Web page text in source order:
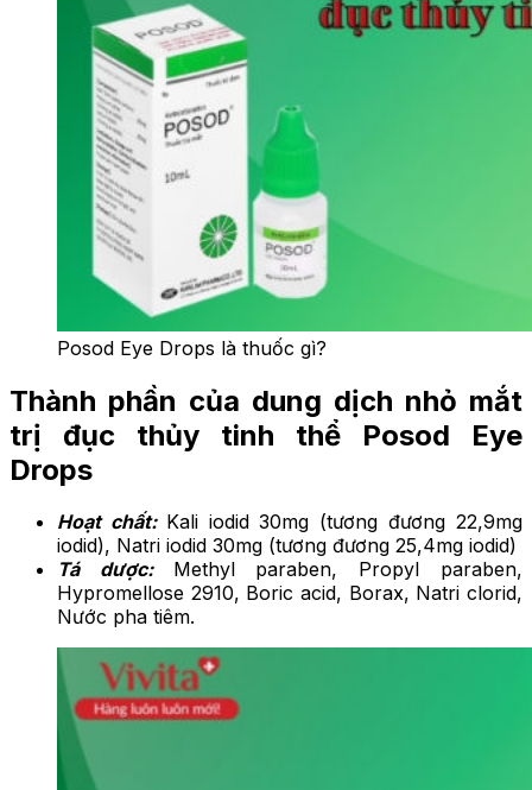
Posod Eye Drops là thuốc gì?
Thành phần của dung dịch nhỏ mắt
trị đục thủy tinh thể Posod Eye
Drops
Hoạt chất: Kali iodid 30mg (tương đương 22,9mg
iodid), Natri iodid 30mg (tương đương 25,4mg iodid)
Tá dược:
Methyl paraben, Propyl paraben,
Hypromellose 2910, Boric acid, Borax, Natri clorid,
Nước pha tiêm.